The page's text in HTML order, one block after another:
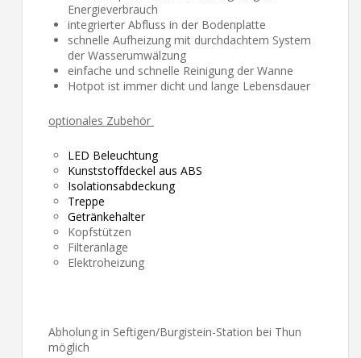
Energieverbrauch
integrierter Abfluss in der Bodenplatte
schnelle Aufheizung mit durchdachtem System
der Wasserumwälzung
einfache und schnelle Reinigung der Wanne
Hotpot ist immer dicht und lange Lebensdauer
optionales Zubehör
LED Beleuchtung
Kunststoffdeckel aus ABS
Isolationsabdeckung
Treppe
Getränkehalter
Kopfstützen
Filteranlage
Elektroheizung
Abholung in Seftigen/Burgistein-Station bei Thun
möglich